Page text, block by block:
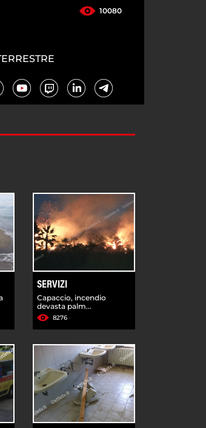
10080
SERVIZI
Capaccio, incendio
devasta palm...
8276